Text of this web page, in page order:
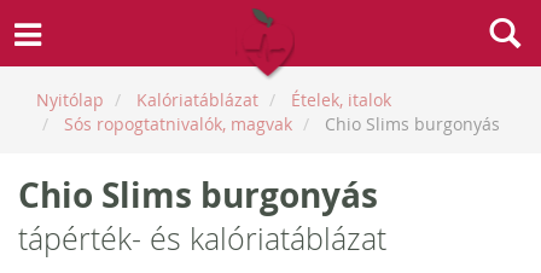
Nyitólap Kalóriatáblázat
Ételek, italok
Sós ropogtatnivalók, magvak
Chio Slims burgonyás
Chio Slims burgonyás
tápérték- és kalóriatáblázat